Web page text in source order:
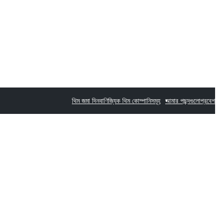
থিম জমা দিনবাণিজ্যিক থিম কোম্পানিসমূহ আমার পছন্দগুলোপ্রবেশ